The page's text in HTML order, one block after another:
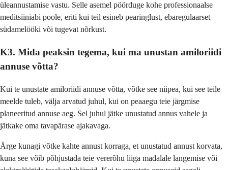
üleannustamise vastu. Selle asemel pöörduge kohe professionaalse
meditsiiniabi poole, eriti kui teil esineb pearinglust, ebaregulaarset
südamelööki või tugevat nõrkust.
K3. Mida peaksin tegema, kui ma unustan amiloriidi
annuse võtta?
Kui te unustate amiloriidi annuse võtta, võtke see niipea, kui see teile
meelde tuleb, välja arvatud juhul, kui on peaaegu teie järgmise
planeeritud annuse aeg. Sel juhul jätke unustatud annus vahele ja
jätkake oma tavapärase ajakavaga.
Ärge kunagi võtke kahte annust korraga, et unustatud annust korvata,
kuna see võib põhjustada teie vererõhu liiga madalale langemise või